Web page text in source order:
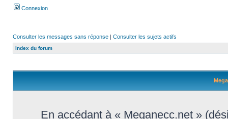
Connexion
Consulter les messages sans réponse | Consulter les sujets actifs
Index du forum
En accédant à « Meganecc.net »